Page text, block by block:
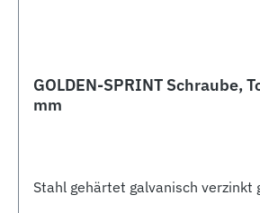
GOLDEN-SPRINT Schraube,
mm